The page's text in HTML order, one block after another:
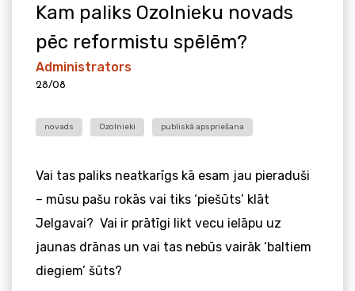
Kam paliks Ozolnieku novads
pēc reformistu spēlēm?
Administrators
28/08
novads Ozolnieki publiskā apspriešana
Vai tas paliks neatkarīgs kā esam jau pieraduši
– mūsu pašu rokās vai tiks ‘piešūts’ klāt
Jelgavai? Vai ir prātīgi likt vecu ielāpu uz
jaunas drānas un vai tas nebūs vairāk ‘baltiem
diegiem’ šūts?